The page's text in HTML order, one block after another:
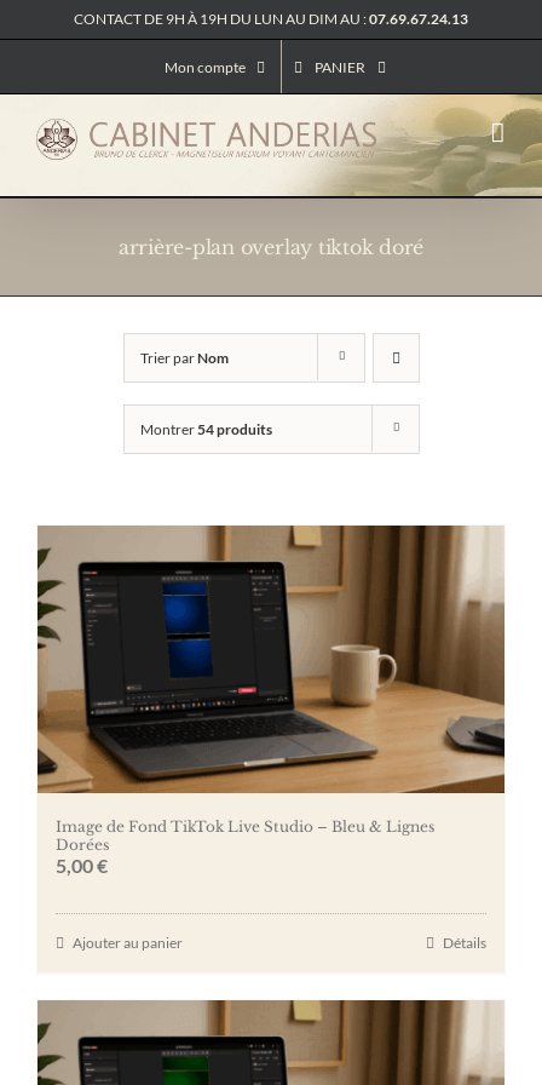
au
CONTACT DE 9H À 19H DU LUN AU DIM AU :07.69.67.24.13
Mon compte PANIER
arrière-plan overlay tiktok doré
Trier parNom
Montrer54 produits
Image de Fond TikTok Live Studio – Bleu & Lignes
Dorées
5,00€
Ajouter au panier Détails